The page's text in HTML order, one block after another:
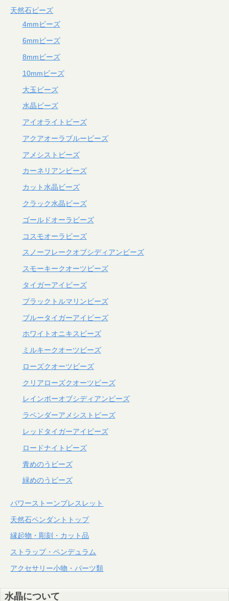
天然石ビーズ
4mmビーズ
6mmビーズ
8mmビーズ
10mmビーズ
大玉ビーズ
水晶ビーズ
アイオライトビーズ
アクアオーラブルービーズ
アメシストビーズ
カーネリアンビーズ
カット水晶ビーズ
クラック水晶ビーズ
ゴールドオーラビーズ
コスモオーラビーズ
スノーフレークオブシディアンビーズ
スモーキークオーツビーズ
タイガーアイビーズ
ブラックトルマリンビーズ
ブルータイガーアイビーズ
ホワイトオニキスビーズ
ミルキークオーツビーズ
ローズクオーツビーズ
クリアローズクオーツビーズ
レインボーオブシディアンビーズ
ラベンダーアメシストビーズ
レッドタイガーアイビーズ
ロードナイトビーズ
青めのうビーズ
緑めのうビーズ
パワーストーンブレスレット
天然石ペンダントトップ
縁起物・彫刻・カット品
ストラップ・ペンデュラム
アクセサリー小物・パーツ類
水晶について